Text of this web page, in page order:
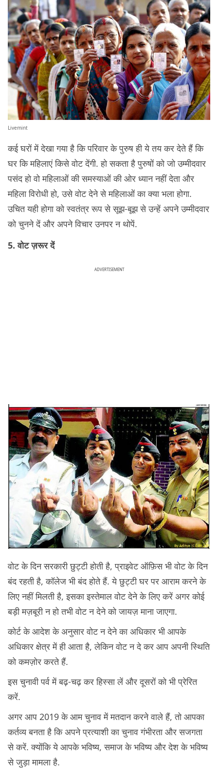
Livemint
कई घरों में देखा गया है कि परिवार के पुरुष ही ये तय कर देते हैं कि
घर कि महिलाएं किसे वोट देंगी. हो सकता है पुरुषों को जो उम्मीदवार
पसंद हो वो महिलाओं की समस्याओं की ओर ध्यान नहीं देता और
महिला विरोधी हो, उसे वोट देने से महिलाओं का क्या भला होगा.
उचित यही होगा को स्वतंत्र रूप से सूझ-बूझ से उन्हें अपने उम्मीदवार
को चुनने दें और अपने विचार उनपर न थोपें.
5. वोट ज़रूर दें
ADVERTISEMENT
वोट के दिन सरकारी छुट्टी होती है, प्राइवेट ऑफ़िस भी वोट के दिन
बंद रहती है, कॉलेज भी बंद होते हैं. ये छुट्टी घर पर आराम करने के
लिए नहीं मिलती है, इसका इस्तेमाल वोट देने के लिए करें अगर कोई
बड़ी मज़बूरी न हो तभी वोट न देने को जायज़ माना जाएगा.
कोर्ट के आदेश के अनुसार वोट न देने का अधिकार भी आपके
अधिकार क्षेत्र में ही आता है, लेकिन वोट न दे कर आप अपनी स्थिति
को कमज़ोर करते हैं.
इस चुनावी पर्व में बढ़-चढ़ कर हिस्सा लें और दूसरों को भी प्रेरित
करें.
अगर आप 2019 के आम चुनाव में मतदान करने वाले हैं, तो आपका
कर्तव्य बनता है कि अपने प्रत्याशी का चुनाव गंभीरता और सजगता
से करें. क्योंकि ये आपके भविष्य, समाज के भविष्य और देश के भविष्य
से जुड़ा मामला है.